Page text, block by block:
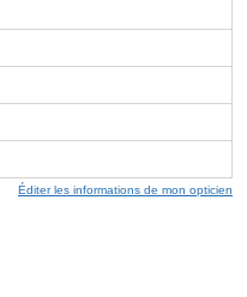
Éditer les informations de mon opticien